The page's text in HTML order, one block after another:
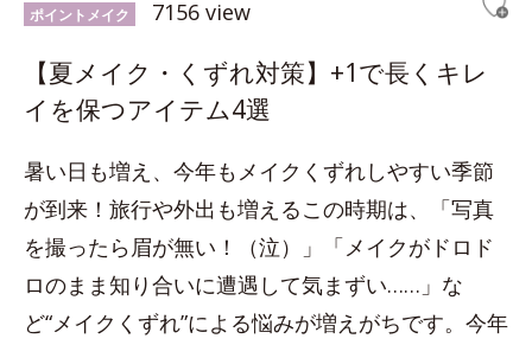
ポイントメイク 7156 view
【夏メイク・くずれ対策】+1で長くキレ
イを保つアイテム4選
暑い日も増え、今年もメイクくずれしやすい季節
が到来！旅行や外出も増えるこの時期は、「写真
を撮ったら眉が無い！（泣）」「メイクがドロド
ロのまま知り合いに遭遇して気まずい……」な
ど“メイクくずれ”による悩みが増えがちです。今年